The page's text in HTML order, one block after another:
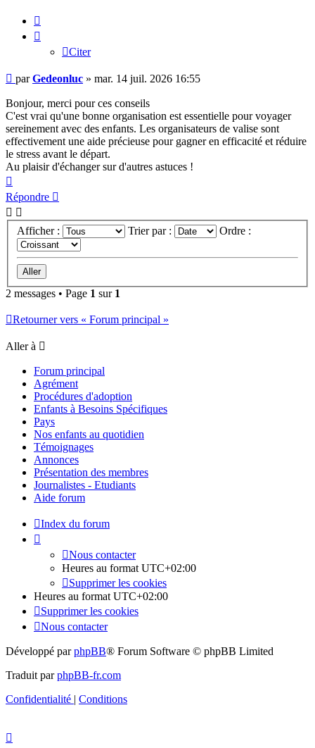
Citer
Message
non
lu
parGedeonluc » mar. 14 juil. 2026 16:55
Bonjour, merci pour ces conseils
C'est vrai qu'une bonne organisation est essentielle pour voyager
sereinement avec des enfants. Les organisateurs de valise sont
effectivement une aide précieuse pour gagner en efficacité et réduire
le stress avant le départ.
Au plaisir d'échanger sur d'autres astuces !
Répondre
Afficher : Trier par : Ordre :
2 messages • Page 1 sur 1
Retourner vers « Forum principal »
Aller à
Forum principal
Agrément
Procédures d'adoption
Enfants à Besoins Spécifiques
Pays
Nos enfants au quotidien
Témoignages
Annonces
Présentation des membres
Journalistes - Etudiants
Aide forum
Index du forum
Nous contacter
Heures au format UTC+02:00
Supprimer les cookies
Heures au format UTC+02:00
Supprimer les cookies
Nous contacter
Développé parphpBB® Forum Software © phpBB Limited
Traduit parphpBB-fr.com
Confidentialité | Conditions